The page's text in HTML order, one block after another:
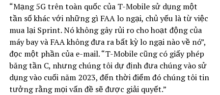
“Mạng 5G trên toàn quốc của T-Mobile sử dụng một
tần số khác với những gì FAA lo ngại, chủ yếu là từ việc
mua lại Sprint. Nó không gây rủi ro cho hoạt động của
máy bay và FAA không đưa ra bất kỳ lo ngại nào về nó”,
đọc một phần của e-mail. “T-Mobile cũng có giấy phép
băng tần C, nhưng chúng tôi dự định đưa chúng vào sử
dụng vào cuối năm 2023, đến thời điểm đó chúng tôi tin
tưởng rằng mọi vấn đề sẽ được giải quyết.”